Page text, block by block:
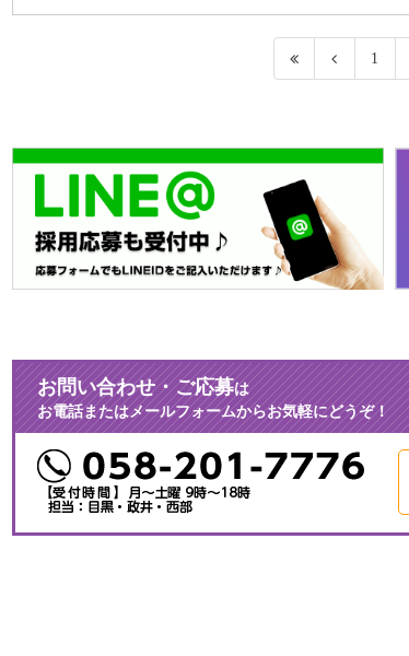
1
お問い合わせ・ご応募は
お電話またはメールフォームからお気軽にどうぞ！